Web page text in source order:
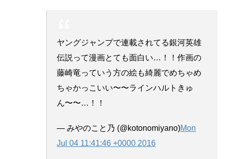
ヤングジャンプで連載されてる銀河英雄
伝説って漫画とても面白い…！！作画の
藤崎竜っていう方の絵も綺麗でめちゃめ
ちゃかっこいい〜〜ラインハルトきゅ
ん〜〜…！！
— みやのこと乃 (@kotonomiyano)Mon
Jul 04 11:41:46 +0000 2016